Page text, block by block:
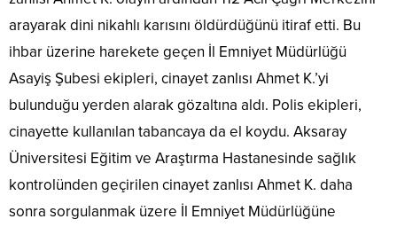
arayarak dini nikahlı karısını öldürdüğünü itiraf etti. Bu
ihbar üzerine harekete geçen İl Emniyet Müdürlüğü
Asayiş Şubesi ekipleri, cinayet zanlısı Ahmet K.’yi
bulunduğu yerden alarak gözaltına aldı. Polis ekipleri,
cinayette kullanılan tabancaya da el koydu. Aksaray
Üniversitesi Eğitim ve Araştırma Hastanesinde sağlık
kontrolünden geçirilen cinayet zanlısı Ahmet K. daha
sonra sorgulanmak üzere İl Emniyet Müdürlüğüne